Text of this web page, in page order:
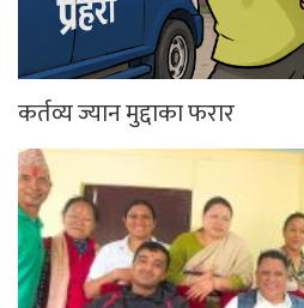
कर्तव्य ज्यान मुद्दाका फरार